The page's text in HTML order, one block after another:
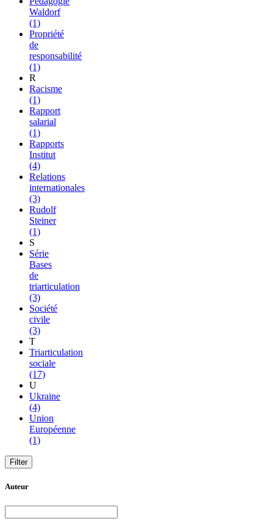
Waldorf
(1)
Propriété
de
responsabilité
(1)
R
Racisme
(1)
Rapport
salarial
(1)
Rapports
Institut
(4)
Relations
internationales
(3)
Rudolf
Steiner
(1)
S
Série
Bases
de
triarticulation
(3)
Société
civile
(3)
T
Triarticulation
sociale
(17)
U
Ukraine
(4)
Union
Européenne
(1)
Auteur